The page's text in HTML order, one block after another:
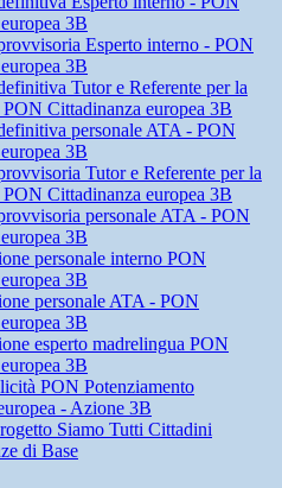
3B
Esperto interno - PON
3B
Tutor e Referente per la
Cittadinanza europea 3B
personale ATA - PON
3B
Tutor e Referente per la
Cittadinanza europea 3B
personale ATA - PON
3B
personale interno PON
3B
personale ATA - PON
3B
esperto madrelingua PON
3B
PON Potenziamento
- Azione 3B
Siamo Tutti Cittadini
di Base